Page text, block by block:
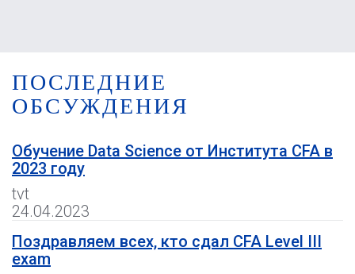
ПОСЛЕДНИЕ
ОБСУЖДЕНИЯ
Обучение Data Science от Института CFA в
2023 году
tvt
24.04.2023
Поздравляем всех, кто сдал CFA Level III
exam